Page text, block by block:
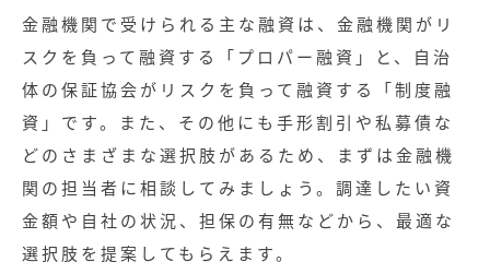
金融機関で受けられる主な融資は、金融機関がリ
スクを負って融資する「プロパー融資」と、自治
体の保証協会がリスクを負って融資する「制度融
資」です。また、その他にも手形割引や私募債な
どのさまざまな選択肢があるため、まずは金融機
関の担当者に相談してみましょう。調達したい資
金額や自社の状況、担保の有無などから、最適な
選択肢を提案してもらえます。